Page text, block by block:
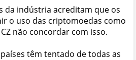
da indústria acreditam que os
o uso das criptomoedas como
não concordar com isso.
têm tentado de todas as